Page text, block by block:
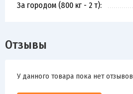
За городом (800 кг - 2 т):
Отзывы
У данного товара пока нет отзывов